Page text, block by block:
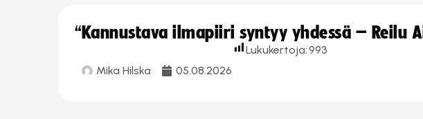
“Kannustava ilmapiiri syntyy yhdessä – Reilu
Mika Hilska 05.08.2026
Lukukertoja:993